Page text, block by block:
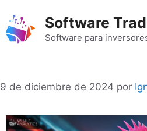
contenido
Software
Software para
9 de diciembre de 2024 por